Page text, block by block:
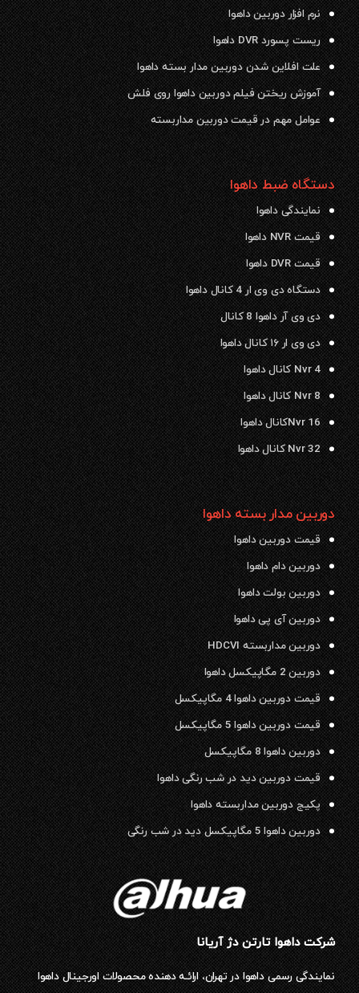
نرم افزار دوربین داهوا
ریست پسورد DVR داهوا
علت افلاین شدن دوربین مدار بسته داهوا
آموزش ریختن فیلم دوربین داهوا روی فلش
عوامل مهم در قیمت دوربین مداربسته
دستگاه ضبط داهوا
نمایندگی داهوا
قیمت NVR داهوا
قیمت DVR داهوا
دستگاه دی وی ار 4 کانال داهوا
دی وی آر داهوا 8 کانال
دی وی ار ۱۶ کانال داهوا
Nvr 4 کانال داهوا
Nvr 8 کانال داهوا
Nvr 16کانال داهوا
Nvr 32 کانال داهوا
دوربین مدار بسته داهوا
قیمت دوربین داهوا
دوربین دام داهوا
دوربین بولت داهوا
دوربین آی پی داهوا
دوربین مداربسته HDCVI
دوربین 2 مگاپیکسل داهوا
قیمت دوربین داهوا 4 مگاپیکسل
قیمت دوربین داهوا 5 مگاپیکسل
دوربین داهوا 8 مگاپیکسل
قیمت دوربین دید در شب رنگی داهوا
پکیج دوربین مداربسته داهوا
دوربین داهوا 5 مگاپیکسل دید در شب رنگی
شرکت داهوا تارتن دژ آریانا
نمایندگی رسمی داهوا در تهران، ارائـه دهنده محصولات اورجینال داهوا